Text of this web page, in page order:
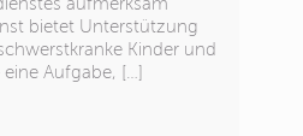
aufmerksam
bietet Unterstützung
Kinder und
Aufgabe,
[…]